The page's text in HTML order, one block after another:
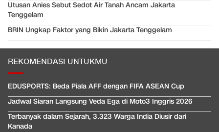
Utusan Anies Sebut Sedot Air Tanah Ancam Jakarta
Tenggelam
BRIN Ungkap Faktor yang Bikin Jakarta Tenggelam
REKOMENDASI UNTUKMU
EDUSPORTS: Beda Piala AFF dengan FIFA ASEAN Cup
Jadwal Siaran Langsung Veda Ega di Moto3 Inggris 2026
Terbanyak dalam Sejarah, 3.323 Warga India Diusir dari
Kanada